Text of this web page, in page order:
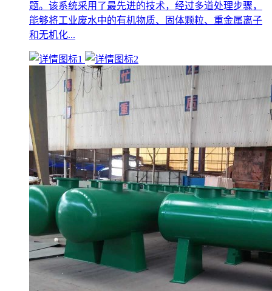
题。该系统采用了最先进的技术，经过多道处理步骤，
能够将工业废水中的有机物质、固体颗粒、重金属离子
和无机化...